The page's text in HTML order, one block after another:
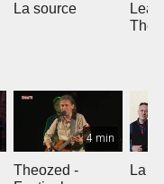
La source
The
4 min
Theozed -
La